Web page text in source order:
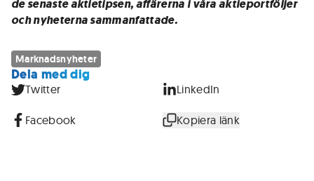
de senaste aktietipsen, affärerna i våra aktieportföljer
och nyheterna sammanfattade.
Marknadsnyheter
Dela med dig
Twitter LinkedIn
Facebook Kopiera länk